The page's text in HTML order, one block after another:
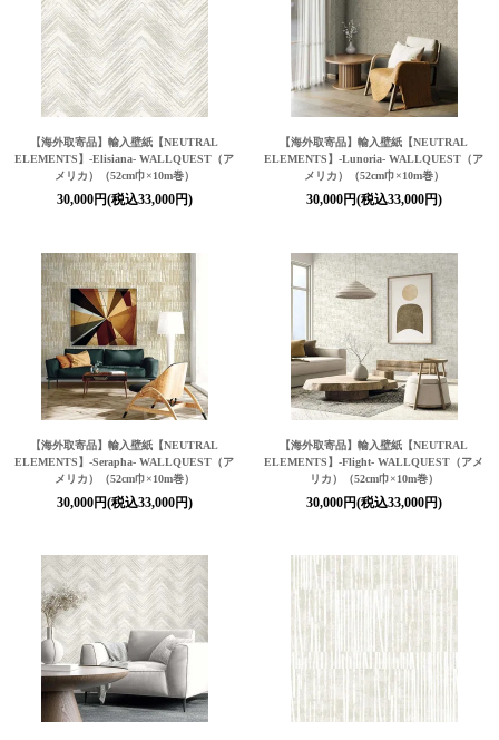
【海外取寄品】輸入壁紙 【NEUTRAL
ELEMENTS】-Elisiana- WALLQUEST（ア
メリカ）（52cm巾×10m巻）
30,000円(税込33,000円)
【海外取寄品】輸入壁紙 【NEUTRAL
ELEMENTS】-Lunoria- WALLQUEST（ア
メリカ）（52cm巾×10m巻）
30,000円(税込33,000円)
【海外取寄品】輸入壁紙 【NEUTRAL
ELEMENTS】-Serapha- WALLQUEST（ア
メリカ）（52cm巾×10m巻）
30,000円(税込33,000円)
【海外取寄品】輸入壁紙 【NEUTRAL
ELEMENTS】-Flight- WALLQUEST（アメ
リカ）（52cm巾×10m巻）
30,000円(税込33,000円)